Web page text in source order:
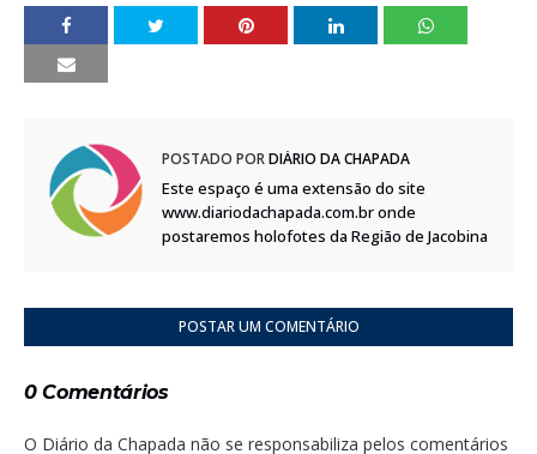
POSTADO PORDIÁRIO DA CHAPADA
Este espaço é uma extensão do site
www.diariodachapada.com.br onde
postaremos holofotes da Região de Jacobina
POSTAR UM COMENTÁRIO
0 Comentários
O Diário da Chapada não se responsabiliza pelos comentários